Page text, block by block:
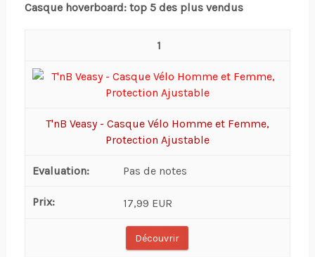
Casque hoverboard: top 5 des plus vendus
1
T'nB Veasy - Casque Vélo Homme et Femme,
Protection Ajustable
Pas de notes
17,99 EUR
Découvrir